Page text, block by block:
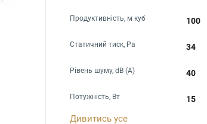
Продуктивність, м куб 100
Статичний тиск, Ра 34
Рівень шуму, dB (A) 40
Потужність, Вт 15
Дивитись усе